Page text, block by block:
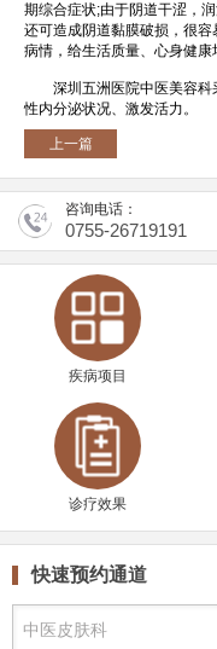
期综合症状;由于阴道干涩，
还可造成阴道黏膜破损，很
病情，给生活质量、心身健康
深圳五洲医院中医美容科
性内分泌状况、激发活力。
上一篇
咨询电话：
0755-26719191
疾病项目
诊疗效果
快速预约通道